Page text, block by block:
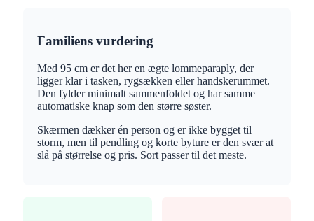
Familiens vurdering
Med 95 cm er det her en ægte lommeparaply, der
ligger klar i tasken, rygsækken eller handskerummet.
Den fylder minimalt sammenfoldet og har samme
automatiske knap som den større søster.
Skærmen dækker én person og er ikke bygget til
storm, men til pendling og korte byture er den svær at
slå på størrelse og pris. Sort passer til det meste.